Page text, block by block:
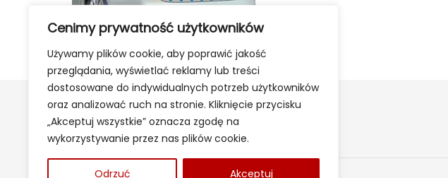
Cenimy prywatność użytkowników
Używamy plików cookie, aby poprawić jakość
przeglądania, wyświetlać reklamy lub treści
dostosowane do indywidualnych potrzeb użytkowników
oraz analizować ruch na stronie. Kliknięcie przycisku
„Akceptuj wszystkie” oznacza zgodę na
wykorzystywanie przez nas plików cookie.
Odrzuć Akceptuj